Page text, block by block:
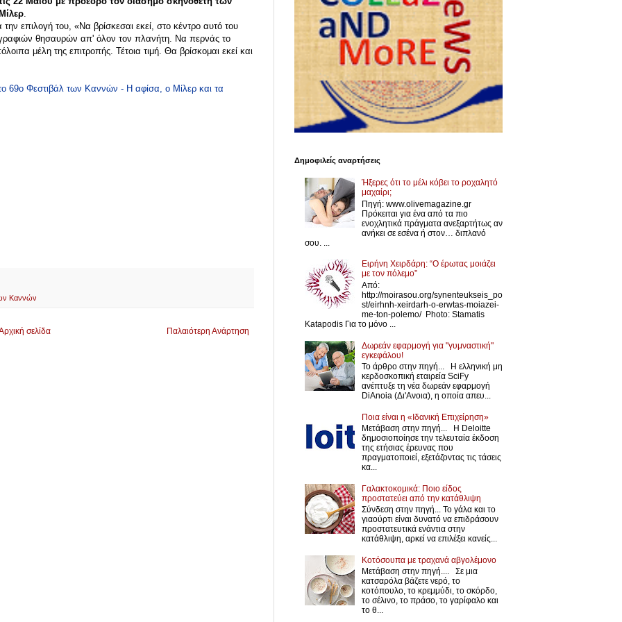
επιλογή του, «Να βρίσκεσαι εκεί, στο κέντρο αυτό του
θησαυρών απ' όλον τον πλανήτη. Να περνάς το
μέλη της επιτροπής. Τέτοια τιμή. Θα βρίσκομαι εκεί και
69ο Φεστιβάλ των Καννών - Η αφίσα, ο Μίλερ και τα
Καννών
Παλαιότερη Ανάρτηση
σελίδα
Δημοφιλείς αναρτήσεις
Ήξερες ότι το μέλι κόβει το ροχαλητό
μαχαίρι;
Πηγή: www.olivemagazine.gr
Πρόκειται για ένα από τα πιο
ενοχλητικά πράγματα ανεξαρτήτως αν
ανήκει σε εσένα ή στον… διπλανό
σου. ...
Ειρήνη Χειρδάρη: “Ο έρωτας μοιάζει
με τον πόλεμο”
Από:
http://moirasou.org/synenteukseis_po
st/eirhnh-xeirdarh-o-erwtas-moiazei-
me-ton-polemo/ Photo: Stamatis
Katapodis Για το μόνο ...
Δωρεάν εφαρμογή για "γυμναστική"
εγκεφάλου!
Το άρθρο στην πηγή... Η ελληνική μη
κερδοσκοπική εταιρεία SciFy
ανέπτυξε τη νέα δωρεάν εφαρμογή
DiAnoia (Δι'Ανοια), η οποία απευ...
Ποια είναι η «Ιδανική Επιχείρηση»
Μετάβαση στην πηγή... Η Deloitte
δημοσιοποίησε την τελευταία έκδοση
της ετήσιας έρευνας που
πραγματοποιεί, εξετάζοντας τις τάσεις
κα...
Γαλακτοκομικά: Ποιο είδος
προστατεύει από την κατάθλιψη
Σύνδεση στην πηγή... Το γάλα και το
γιαούρτι είναι δυνατό να επιδράσουν
προστατευτικά ενάντια στην
κατάθλιψη, αρκεί να επιλέξει κανείς...
Κοτόσουπα με τραχανά αβγολέμονο
Μετάβαση στην πηγή.... Σε μια
κατσαρόλα βάζετε νερό, το
κοτόπουλο, το κρεμμύδι, το σκόρδο,
το σέλινο, το πράσο, το γαρίφαλο και
το θ...